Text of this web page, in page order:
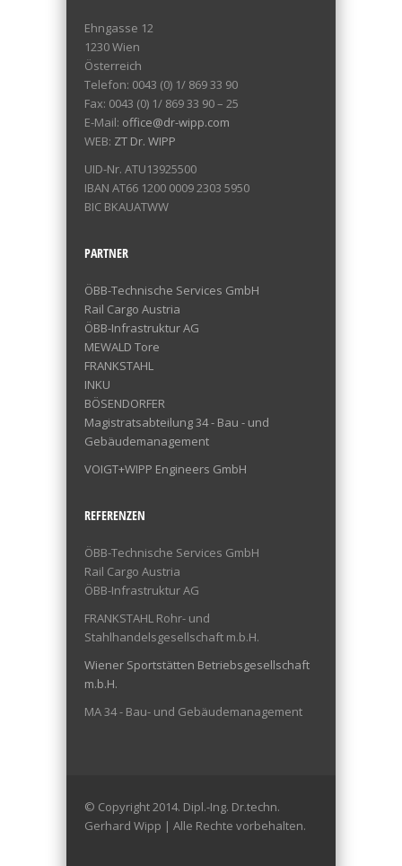
Ehngasse 12
1230 Wien
Österreich
Telefon: 0043 (0) 1/ 869 33 90
Fax: 0043 (0) 1/ 869 33 90 – 25
E-Mail: office@dr-wipp.com
WEB: ZT Dr. WIPP
UID-Nr. ATU13925500
IBAN AT66 1200 0009 2303 5950
BIC BKAUATWW
PARTNER
ÖBB-Technische Services GmbH
Rail Cargo Austria
ÖBB-Infrastruktur AG
MEWALD Tore
FRANKSTAHL
INKU
BÖSENDORFER
Magistratsabteilung 34 - Bau - und
Gebäudemanagement
VOIGT+WIPP Engineers GmbH
REFERENZEN
ÖBB-Technische Services GmbH
Rail Cargo Austria
ÖBB-Infrastruktur AG
FRANKSTAHL Rohr- und
Stahlhandelsgesellschaft m.b.H.
Wiener Sportstätten Betriebsgesellschaft
m.b.H.
MA 34 - Bau- und Gebäudemanagement
© Copyright 2014. Dipl.-Ing. Dr.techn.
Gerhard Wipp | Alle Rechte vorbehalten.